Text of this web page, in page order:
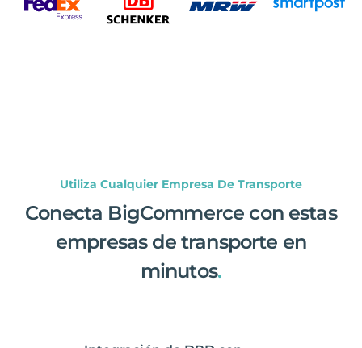
Utiliza Cualquier Empresa De Transporte
Conecta BigCommerce con estas
empresas de transporte en
minutos.